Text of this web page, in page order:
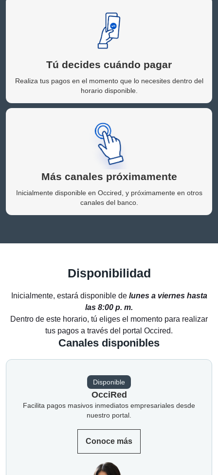
Tú decides cuándo pagar
Realiza tus pagos en el momento que lo necesites dentro del
horario disponible.
Más canales próximamente
Inicialmente disponible en Occired, y próximamente en otros
canales del banco.
Disponibilidad
Inicialmente, estará disponible de lunes a viernes hasta
las 8:00 p. m.
Dentro de este horario, tú eliges el momento para realizar
tus pagos a través del portal Occired.
Canales disponibles
Disponible
OcciRed
Facilita pagos masivos inmediatos empresariales desde
nuestro portal.
Conoce más